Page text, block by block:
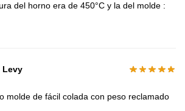
del horno era de 450°C y la del molde :
Levy
molde de fácil colada con peso reclamado